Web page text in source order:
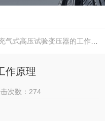
气式高压试验变压器的工作原理
作原理
击次数：274